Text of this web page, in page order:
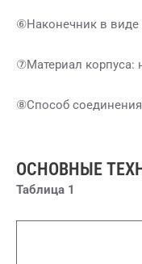
⑥Наконечник в виде
⑦Материал корпуса:
⑧Способ
ОСНОВНЫЕ
Таблица 1